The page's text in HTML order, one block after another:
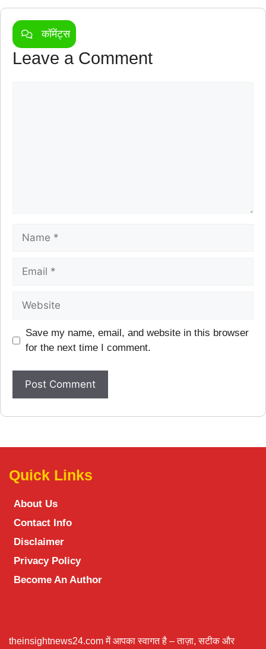
कॉमेंट्स
Leave a Comment
Save my name, email, and website in this browser
for the next time I comment.
Quick Links
About Us
Contact Info
Disclaimer
Privacy Policy
Become An Author
theinsightnews24.com में आपका स्वागत है – ताज़ा, सटीक और